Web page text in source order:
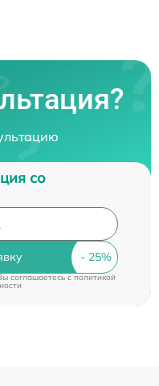
со
соглашаетесь c политикой